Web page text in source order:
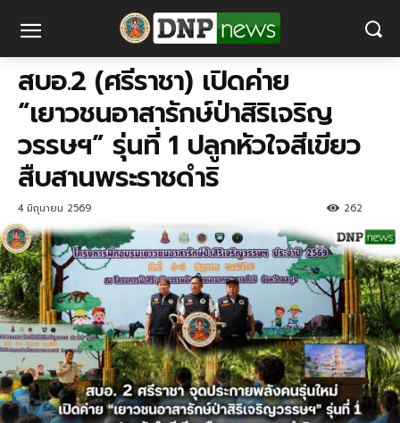
สบอ.2 (ศรีราชา) เปิดค่าย
“เยาวชนอาสารักษ์ป่าสิริเจริญ
วรรษฯ” รุ่นที่ 1 ปลูกหัวใจสีเขียว
สืบสานพระราชดำริ
4 มิถุนายน 2569 262